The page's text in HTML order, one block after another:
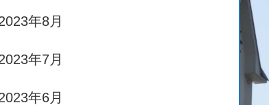
年8月
年7月
年6月